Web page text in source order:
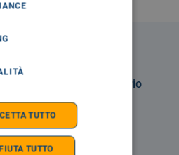
in Servizio Sanitario
TUTTO
TUTTO